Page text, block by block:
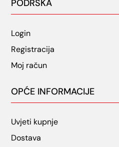
PODRŠKA
Login
Registracija
Moj račun
OPĆE INFORMACIJE
Uvjeti kupnje
Dostava